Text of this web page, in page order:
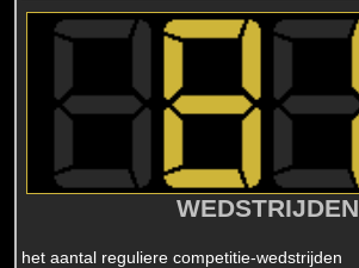
WEDSTRIJDEN
het aantal reguliere competitie-wedstrijden